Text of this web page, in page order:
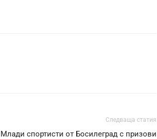
Следваща статия
Млади спортисти от Босилеград с призови